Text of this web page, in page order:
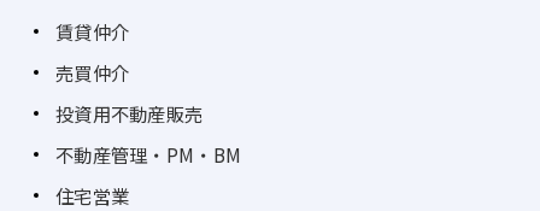
賃貸仲介
売買仲介
投資用不動産販売
不動産管理・PM・BM
住宅営業